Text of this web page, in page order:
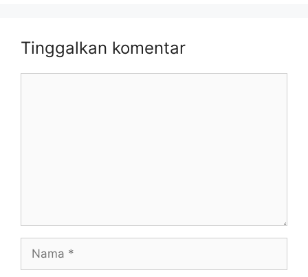
Tinggalkan komentar
Nama